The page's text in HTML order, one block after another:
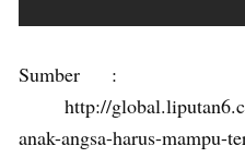
http://
anak-angsa-harus-mampu-